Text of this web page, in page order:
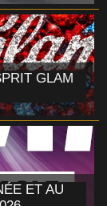
GLAM
ET AU